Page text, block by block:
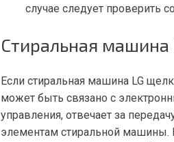
случае следует проверить
Стиральная машина
Если стиральная машина LG
может быть связано с
управления, отвечает за
элементам стиральной машины.